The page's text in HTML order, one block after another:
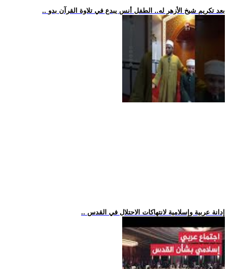
.. بعد تكريم شيخ الأزهر له.. الطفل أنس يبدع في تلاوة القرآن بدو
.. إدانة عربية وإسلامية لانتهاكات الاحتلال في القدس